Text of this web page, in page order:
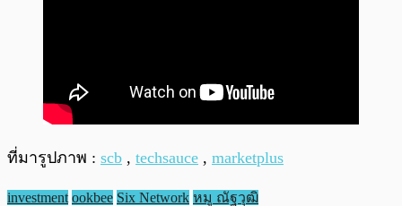
ที่มารูปภาพ : scb , techsauce , marketplus
investment ookbee Six Network หมู ณัฐวุฒิ